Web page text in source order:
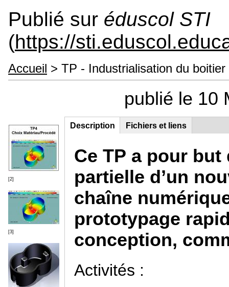
Publié sur éduscol STI
(https://
Accueil > TP - Industrialisation du
publié le 10
[2]
[3]
Contenu principal
Description (onglet
actif)
Fichiers et liens
Ce TP a pour
partielle d’un
chaîne
prototypage
conception,
Activités :